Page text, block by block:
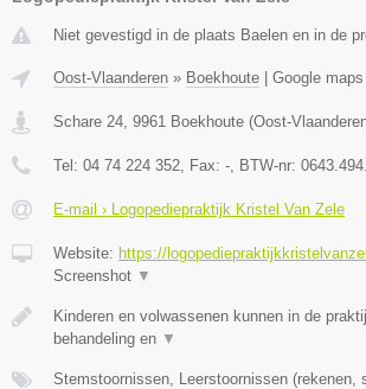
Niet gevestigd in de plaats Baelen en in de
Oost-Vlaanderen » Boekhoute | Google maps
Schare 24 9961 Boekhoute (Oost-
Tel: 04 74 224 352 , Fax: - , BTW-nr:
E-mail › Logopediepraktijk Kristel Van Zele
Website: https://
Screenshot ▼
Kinderen en volwassenen kunnen in de
behandeling en ▼
Stemstoornissen, Leerstoornissen (rekenen,